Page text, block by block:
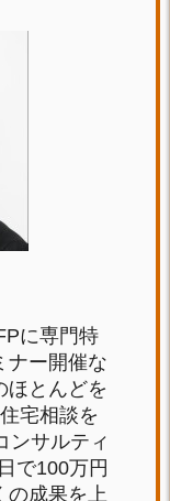
に専門特
ナー開催な
ほとんどを
宅相談を
ンサルティ
で100万円
の成果を上